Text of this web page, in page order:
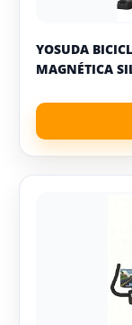
YOSUDA
MAGNÉTICA